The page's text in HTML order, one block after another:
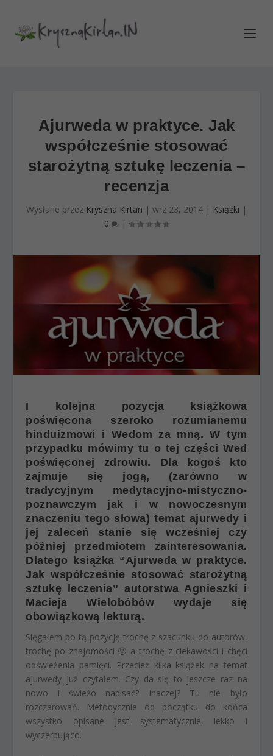
Ajurweda w praktyce. Jak
współcześnie stosować
starożytną sztukę leczenia –
recenzja
Wysłane przez Kryszna Kirtan | wrz 23, 2014 | Książki |
0
|
I kolejna pozycja książkowa
poświęcona szeroko rozumianemu
hinduizmowi i Wedom za mną. W tym
przypadku mówimy tu o tej części Wed
poświęconej zdrowiu. Dla kogoś kto
zajmuje się jogą, (zarówno w
tradycyjnym medytacyjno-mistyczno-
poznawczym jak i w nowoczesnym
znaczeniu tego słowa) temat ajurwedy i
jej zaleceń stanie się wcześniej czy
później przedmiotem zainteresowania.
Dlatego książka “Ajurweda w praktyce.
Jak współcześnie stosować starożytną
sztukę leczenia” autorstwa Agnieszki i
Macieja Wielobóbów wydaje się
obowiązkową lekturą.
Sięgałem po tą pozycję trochę z szacunku do autorów,
trochę po znajomości 🙂 a trochę z ciekawości i chęci
odświeżenia pamięci. Przecież kilka książek na temat
ajurwedy już czytałem. Czy da się to jeszcze raz na
nowo i świeżo napisać? Inaczej? Tu nie było
rozczarowań. Metodycznie od początku do końca
wszystko opisane jest systematycznie, lekko i
wyczerpująco.